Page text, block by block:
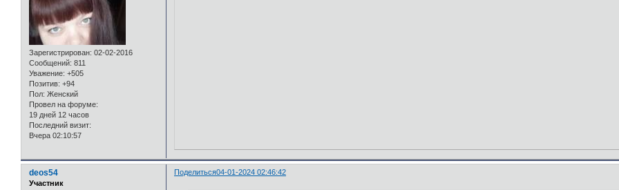
Зарегистрирован: 02-02-2016
Сообщений: 811
Уважение: +505
Позитив: +94
Пол: Женский
Провел на форуме:
19 дней 12 часов
Последний визит:
Вчера 02:10:57
Поделиться04-01-2024 02:46:42
deos54
Участник